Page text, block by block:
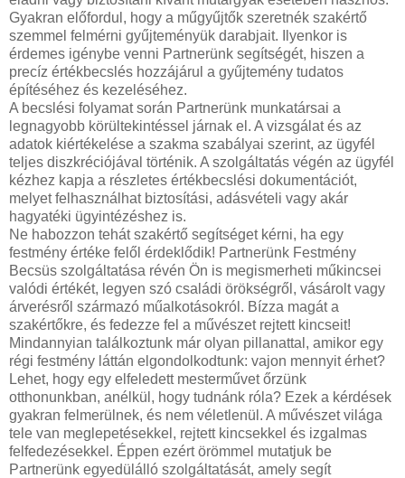
Gyakran előfordul, hogy a műgyűjtők szeretnék szakértő
szemmel felmérni gyűjteményük darabjait. Ilyenkor is
érdemes igénybe venni Partnerünk segítségét, hiszen a
precíz értékbecslés hozzájárul a gyűjtemény tudatos
építéséhez és kezeléséhez.
A becslési folyamat során Partnerünk munkatársai a
legnagyobb körültekintéssel járnak el. A vizsgálat és az
adatok kiértékelése a szakma szabályai szerint, az ügyfél
teljes diszkréciójával történik. A szolgáltatás végén az ügyfél
kézhez kapja a részletes értékbecslési dokumentációt,
melyet felhasználhat biztosítási, adásvételi vagy akár
hagyatéki ügyintézéshez is.
Ne habozzon tehát szakértő segítséget kérni, ha egy
festmény értéke felől érdeklődik! Partnerünk Festmény
Becsüs szolgáltatása révén Ön is megismerheti műkincsei
valódi értékét, legyen szó családi örökségről, vásárolt vagy
árverésről származó műalkotásokról. Bízza magát a
szakértőkre, és fedezze fel a művészet rejtett kincseit!
Mindannyian találkoztunk már olyan pillanattal, amikor egy
régi festmény láttán elgondolkodtunk: vajon mennyit érhet?
Lehet, hogy egy elfeledett mesterművet őrzünk
otthonunkban, anélkül, hogy tudnánk róla? Ezek a kérdések
gyakran felmerülnek, és nem véletlenül. A művészet világa
tele van meglepetésekkel, rejtett kincsekkel és izgalmas
felfedezésekkel. Éppen ezért örömmel mutatjuk be
Partnerünk egyedülálló szolgáltatását, amely segít